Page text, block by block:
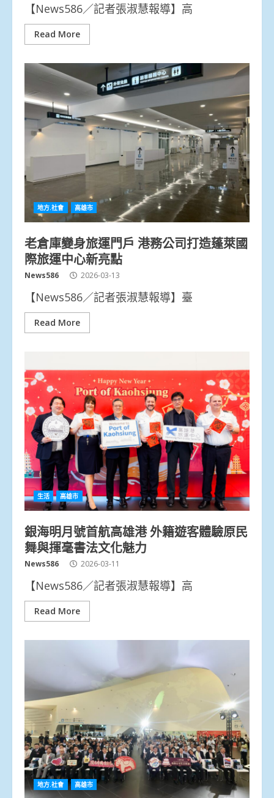
【News586／記者張淑慧報導】高
Read More
地方.社會 高雄市
老倉庫變身旅運門戶 港務公司打造蓬萊國
際旅運中心新亮點
News586 2026-03-13
【News586／記者張淑慧報導】臺
Read More
生活 高雄市
銀海明月號首航高雄港 外籍遊客體驗原民
舞與揮毫書法文化魅力
News586 2026-03-11
【News586／記者張淑慧報導】高
Read More
地方.社會 高雄市